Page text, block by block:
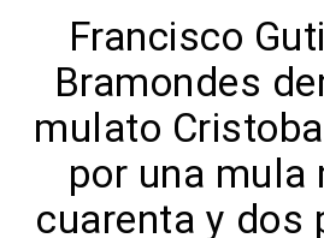
Francisco
Bramondes
mulato
por una mula
cuarenta y dos